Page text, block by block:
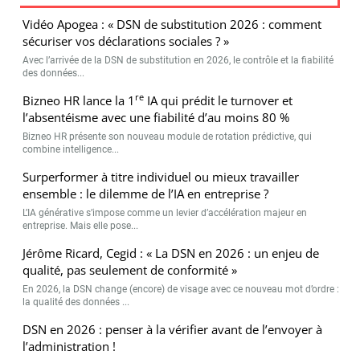
Vidéo Apogea : « DSN de substitution 2026 : comment
sécuriser vos déclarations sociales ? »
Avec l’arrivée de la DSN de substitution en 2026, le contrôle et la fiabilité
des données...
Bizneo HR lance la 1 re IA qui prédit le turnover et
l’absentéisme avec une fiabilité d’au moins 80 %
Bizneo HR présente son nouveau module de rotation prédictive, qui
combine intelligence...
Surperformer à titre individuel ou mieux travailler
ensemble : le dilemme de l’IA en entreprise ?
L’IA générative s’impose comme un levier d’accélération majeur en
entreprise. Mais elle pose...
Jérôme Ricard, Cegid : « La DSN en 2026 : un enjeu de
qualité, pas seulement de conformité »
En 2026, la DSN change (encore) de visage avec ce nouveau mot d’ordre :
la qualité des données ...
DSN en 2026 : penser à la vérifier avant de l’envoyer à
l’administration !